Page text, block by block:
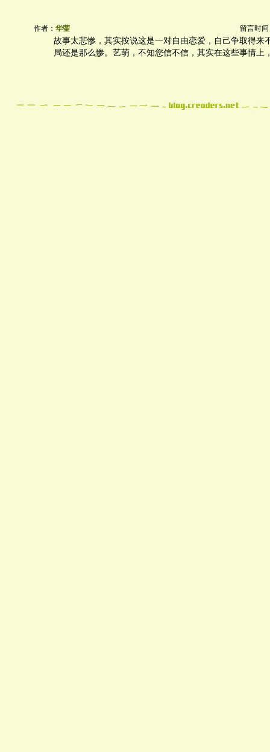
作者： 华蓥 留言时间
故事太悲惨，其实按说这是一对自由恋爱，自己争取得来
局还是那么惨。艺萌，不知您信不信，其实在这些事情上